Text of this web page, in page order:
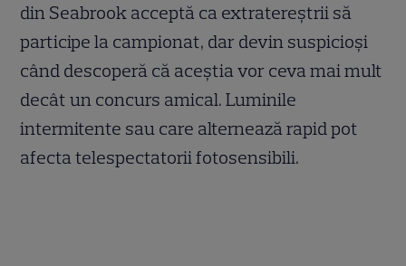
din Seabrook acceptă ca extratereștrii să
participe la campionat, dar devin suspicioși
când descoperă că aceștia vor ceva mai mult
decât un concurs amical. Luminile
intermitente sau care alternează rapid pot
afecta telespectatorii fotosensibili.